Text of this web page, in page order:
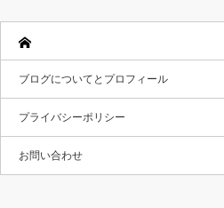
ブログについてとプロフィール
プライバシーポリシー
お問い合わせ